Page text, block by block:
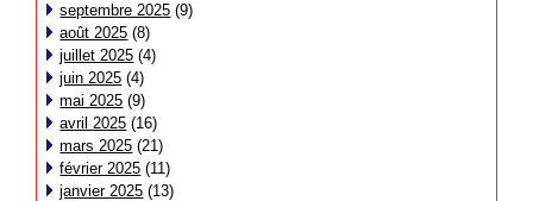
septembre 2025 (9)
août 2025 (8)
juillet 2025 (4)
juin 2025 (4)
mai 2025 (9)
avril 2025 (16)
mars 2025 (21)
février 2025 (11)
janvier 2025 (13)